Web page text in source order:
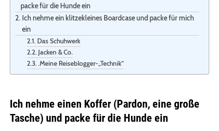
packe für die Hunde ein
Ich nehme ein klitzekleines Boardcase und packe für mich
ein
Das Schuhwerk
Jacken & Co.
.Meine Reiseblogger-„Technik“
Ich nehme einen Koffer (Pardon, eine große
Tasche) und packe für die Hunde ein